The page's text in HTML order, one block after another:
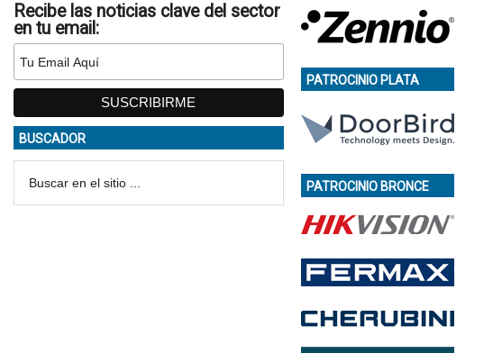
Recibe las noticias clave del sector
en tu email:
BUSCADOR
PATROCINIO PLATA
PATROCINIO BRONCE